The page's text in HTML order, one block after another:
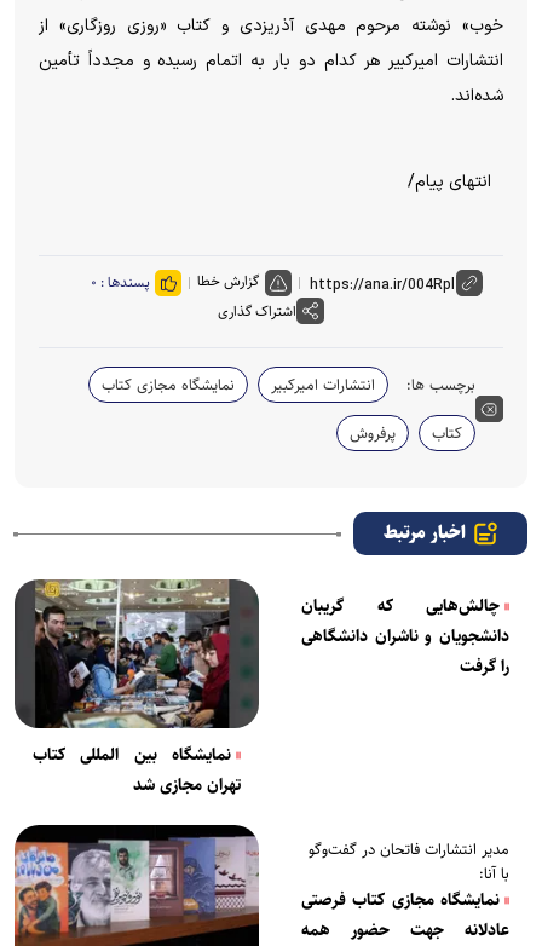
خوب» نوشته مرحوم مهدی آذریزدی و کتاب «روزی روزگاری» از
انتشارات امیرکبیر هر کدام دو بار به اتمام رسیده و مجدداً تأمین
شده‌اند.
انتهای پیام/
گزارش خطا پسندها : ۰
اشتراک گذاری
برچسب ها: انتشارات امیرکبیر
نمایشگاه مجازی کتاب
کتاب
پرفروش
اخبار مرتبط
چالش‌هایی که گریبان
دانشجویان و ناشران دانشگاهی
را گرفت
نمایشگاه بین المللی کتاب
تهران مجازی شد
مدیر انتشارات فاتحان در گفت‌وگو
با آنا:
نمایشگاه مجازی کتاب فرصتی
عادلانه جهت حضور همه